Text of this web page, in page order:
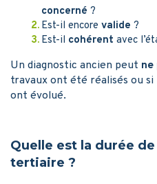
concerné ?
Est-il encore valide ?
Est-il cohérent avec
Un diagnostic ancien peut
travaux ont été réalisés ou
ont évolué.
Quelle est la durée
tertiaire ?